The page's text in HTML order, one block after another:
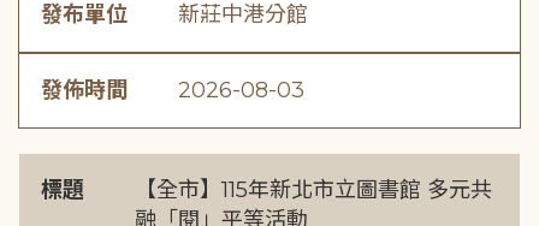
發布單位 新莊中港分館
發佈時間 2026-08-03
標題
【全市】115年新北市立圖書館 多元共
融「閱」平等活動